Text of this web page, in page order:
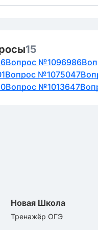
15
Вопрос №1096986
Вопрос №1075047
Вопрос №1013647
Новая Школа
Тренажёр ОГЭ